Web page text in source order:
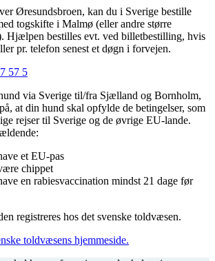
Øresundsbroen, kan du i Sverige bestille
togskifte i Malmø (eller andre større
Hjælpen bestilles evt. ved billetbestilling, hvis
pr. telefon senest et døgn i forvejen.
57 5
via Sverige til/fra Sjælland og Bornholm,
at din hund skal opfylde de betingelser, som
rejser til Sverige og de øvrige EU-lande.
et EU-pas
chippet
en rabiesvaccination mindst 21 dage før
registreres hos det svenske toldvæsen.
toldvæsens hjemmeside.